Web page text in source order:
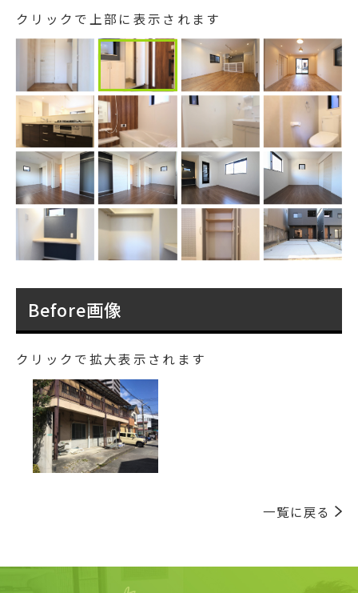
クリックで上部に表示されます
Before画像
クリックで拡大表示されます
一覧に戻る